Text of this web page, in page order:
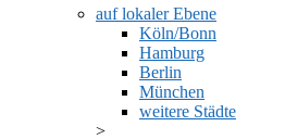
auf lokaler Ebene
Köln/Bonn
Hamburg
Berlin
München
weitere Städte